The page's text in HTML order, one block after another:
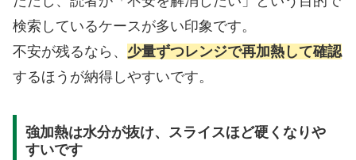
検索しているケースが多い印象です。
不安が残るなら、 少量ずつレンジで再加熱して確認
するほうが納得しやすいです。
強加熱は水分が抜け、スライスほど硬くなりや
すいです